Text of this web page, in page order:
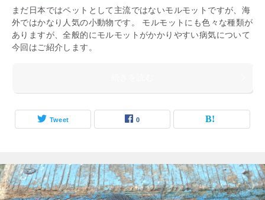
まだ日本ではペットとして主流ではないモルモットですが、海
外ではかなり人気の小動物です。 モルモットにも色々な種類が
ありますが、全般的にモルモットがかかりやすい病気について
今回はご紹介します。
Tweet 0